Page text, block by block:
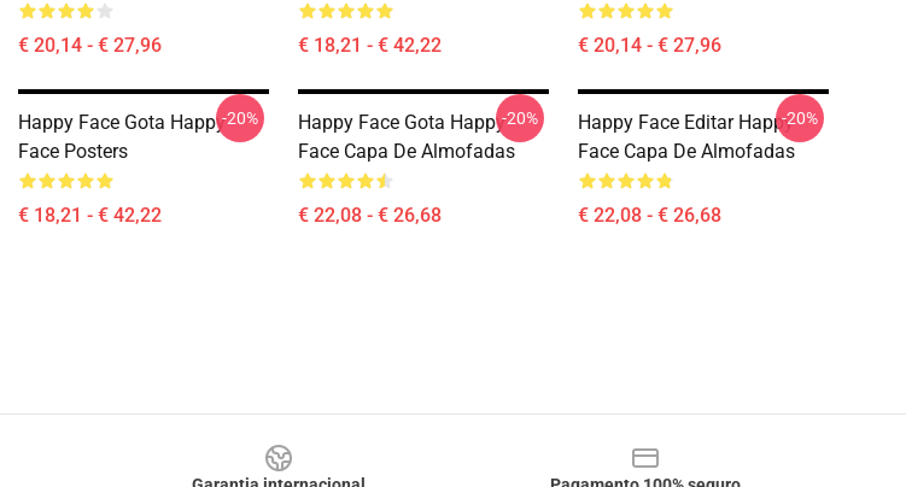
€ 20,14 - € 27,96 € 18,21 - € 42,22 € 20,14 - € 27,96
Happy Face Gota Happy
Face Posters
€ 18,21 - € 42,22
-20%
Happy Face Gota Happy
Face Capa De Almofadas
€ 22,08 - € 26,68
-20%
Happy Face Editar Happy
Face Capa De Almofadas
€ 22,08 - € 26,68
-20%